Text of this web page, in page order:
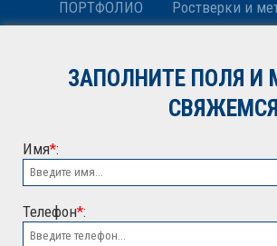
ПОРТФОЛИО
КОНТАКТЫ
Ростверки и
ЗАПОЛНИТЕ ПОЛЯ
Имя*:
Телефон*: